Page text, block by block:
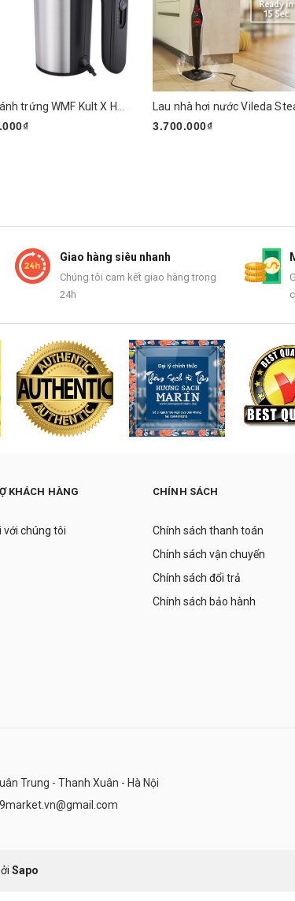
3.700.000₫
Giao hàng siêu nhanh
Chúng tôi cam kết giao hàng trong
24h
KHÁCH HÀNG
với chúng tôi
CHÍNH SÁCH
Chính sách thanh toán
Chính sách vận chuyển
Chính sách đổi trả
Chính sách bảo hành
Trung - Thanh Xuân - Hà Nội
9market.vn@gmail.com
Sapo